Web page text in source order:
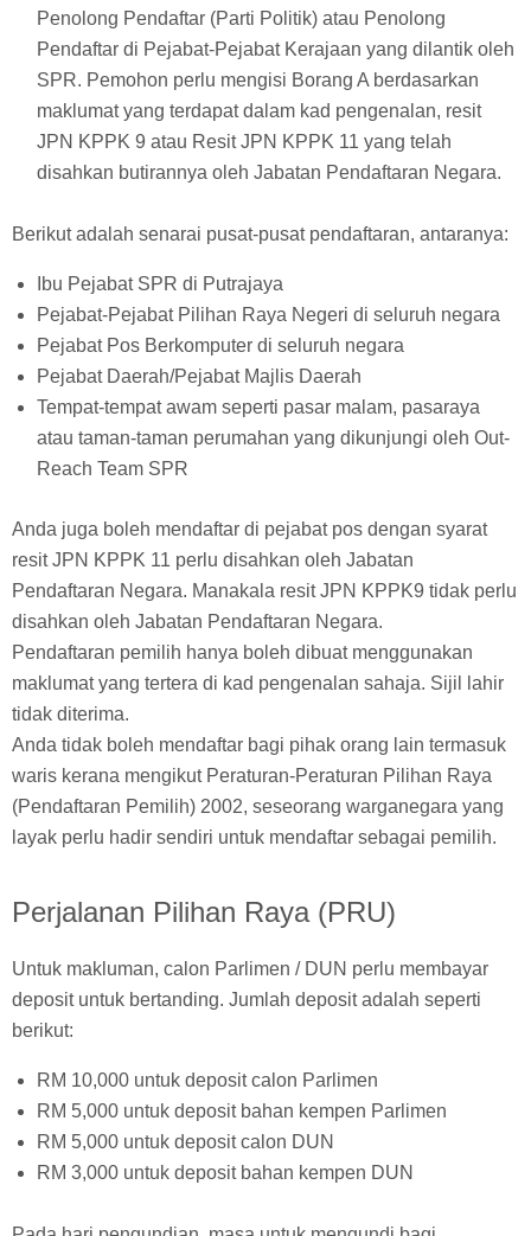
Penolong Pendaftar (Parti Politik) atau Penolong
Pendaftar di Pejabat-Pejabat Kerajaan yang dilantik oleh
SPR. Pemohon perlu mengisi Borang A berdasarkan
maklumat yang terdapat dalam kad pengenalan, resit
JPN KPPK 9 atau Resit JPN KPPK 11 yang telah
disahkan butirannya oleh Jabatan Pendaftaran Negara.
Berikut adalah senarai pusat-pusat pendaftaran, antaranya:
Ibu Pejabat SPR di Putrajaya
Pejabat-Pejabat Pilihan Raya Negeri di seluruh negara
Pejabat Pos Berkomputer di seluruh negara
Pejabat Daerah/Pejabat Majlis Daerah
Tempat-tempat awam seperti pasar malam, pasaraya
atau taman-taman perumahan yang dikunjungi oleh Out-
Reach Team SPR
Anda juga boleh mendaftar di pejabat pos dengan syarat
resit JPN KPPK 11 perlu disahkan oleh Jabatan
Pendaftaran Negara. Manakala resit JPN KPPK9 tidak perlu
disahkan oleh Jabatan Pendaftaran Negara.
Pendaftaran pemilih hanya boleh dibuat menggunakan
maklumat yang tertera di kad pengenalan sahaja. Sijil lahir
tidak diterima.
Anda tidak boleh mendaftar bagi pihak orang lain termasuk
waris kerana mengikut Peraturan-Peraturan Pilihan Raya
(Pendaftaran Pemilih) 2002, seseorang warganegara yang
layak perlu hadir sendiri untuk mendaftar sebagai pemilih.
Perjalanan Pilihan Raya (PRU)
Untuk makluman, calon Parlimen / DUN perlu membayar
deposit untuk bertanding. Jumlah deposit adalah seperti
berikut:
RM 10,000 untuk deposit calon Parlimen
RM 5,000 untuk deposit bahan kempen Parlimen
RM 5,000 untuk deposit calon DUN
RM 3,000 untuk deposit bahan kempen DUN